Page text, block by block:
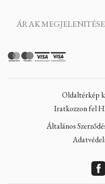
ÁRAK MEGJELENITÉSE
Oldaltérkép
Iratkozzon fel
Általános